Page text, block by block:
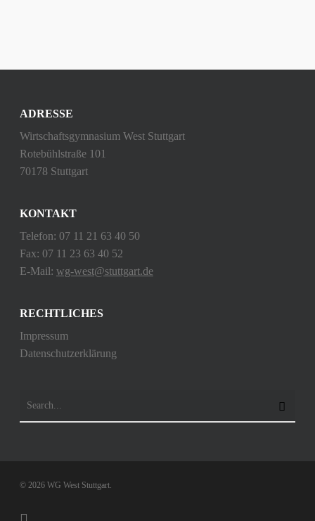
ADRESSE
Wirtschaftsgymnasium West Stuttgart
Rotebühlstraße 101
70178 Stuttgart
KONTAKT
Telefon: 07 11 21 63 40 50
Fax: 07 11 23 63 40 52
E-Mail: wg-west@stuttgart.de
RECHTLICHES
Impressum
Datenschutzerklärung
© 2026 WG West Stuttgart.
instagram